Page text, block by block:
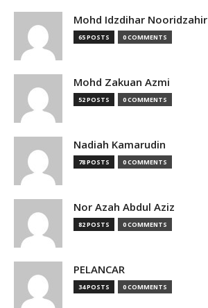
Mohd Idzdihar Nooridzahir
65 POSTS 0 COMMENTS
Mohd Zakuan Azmi
52 POSTS 0 COMMENTS
Nadiah Kamarudin
78 POSTS 0 COMMENTS
Nor Azah Abdul Aziz
82 POSTS 0 COMMENTS
PELANCAR
34 POSTS 0 COMMENTS